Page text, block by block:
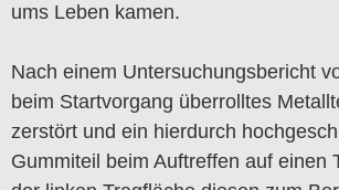
ums Leben kamen.
Nach einem Untersuchungsbericht
beim Startvorgang überrolltes
zerstört und ein hierdurch
Gummiteil beim Auftreffen auf einen